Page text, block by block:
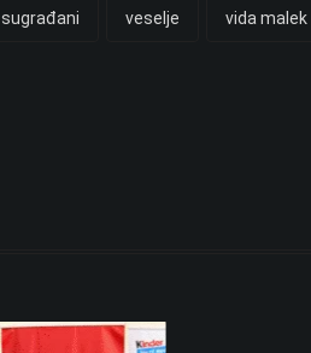
sugrađani veselje vida malek